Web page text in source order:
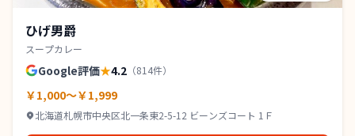
ひげ男爵
スープカレー
Google評価★4.2 （814件）
￥1,000～￥1,999
北海道札幌市中央区北一条東2-5-12 ビーンズコート 1Ｆ